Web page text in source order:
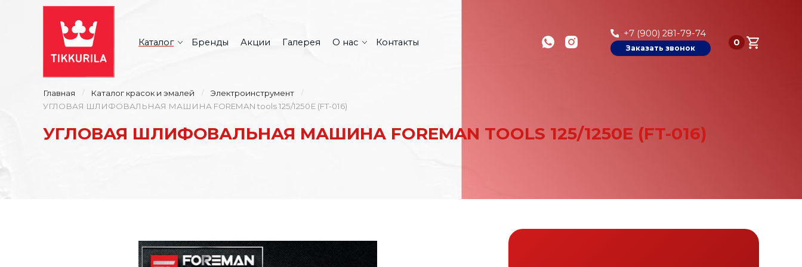
Каталог Бренды Акции Галерея О нас Контакты
+7 (900) 281-79-74
Заказать звонок
0
Главная Каталог красок и эмалей
Электроинструмент
УГЛОВАЯ ШЛИФОВАЛЬНАЯ МАШИНА FOREMAN tools 125/1250Е (FT-016)
УГЛОВАЯ ШЛИФОВАЛЬНАЯ МАШИНА FOREMAN TOOLS 125/1250Е (FT-016)